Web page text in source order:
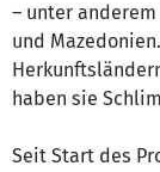
– unter
und
haben sie
Seit Start des